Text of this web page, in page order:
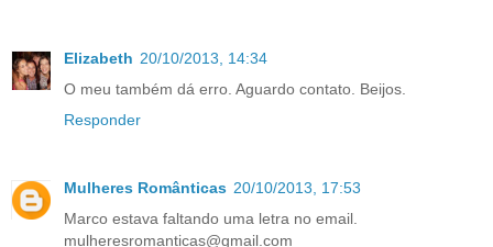
Elizabeth 20/10/2013, 14:34
O meu também dá erro. Aguardo contato. Beijos.
Responder
Mulheres Românticas 20/10/2013, 17:53
Marco estava faltando uma letra no email.
mulheresromanticas@gmail.com